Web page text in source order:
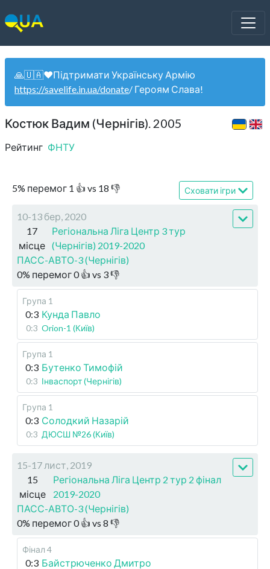
🙏🇺🇦❤️Підтримати Українську Армію
https://savelife.in.ua/donate/ Героям Слава!
Костюк Вадим (Чернігів). 2005
Рейтинг ФНТУ
5% перемог 1 👍 vs 18 👎 Сховати ігри
10-13 бер, 2020
17
місце
Регіональна Ліга Центр 3 тур
(Чернігів) 2019-2020
ПАСС-АВТО-3 (Чернігів)
0% перемог0👍 vs 3👎
Група 1
0:3 Кунда Павло
0:3 Orion-1 (Київ)
Група 1
0:3 Бутенко Тимофій
0:3 Інваспорт (Чернігів)
Група 1
0:3 Солодкий Назарій
0:3 ДЮСШ №26 (Київ)
15-17 лист, 2019
15
місце
Регіональна Ліга Центр 2 тур 2 фінал
2019-2020
ПАСС-АВТО-3 (Чернігів)
0% перемог0👍 vs 8 👎
Фінал 4
0:3 Байстрюченко Дмитро